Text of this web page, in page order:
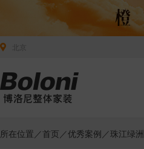
所在位置／首页 ／优秀案例 ／珠江绿洲